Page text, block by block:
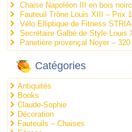
Chaise Napoléon III en bois
Fauteuil Trône Louis XIII – Prix
Vélo Elliptique de Fitness
Secrétaire Galbé de Style Louis
Panetière provençal Noyer – 320
Catégories
Antiquités
Books
Claude-Sophie
Décoration
Fauteuils – Chaises